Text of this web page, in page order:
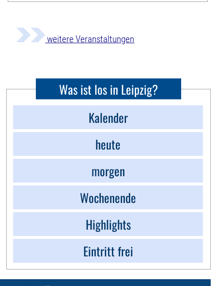
weitere Veranstaltungen
Was ist los in Leipzig?
Kalender
heute
morgen
Wochenende
Highlights
Eintritt frei